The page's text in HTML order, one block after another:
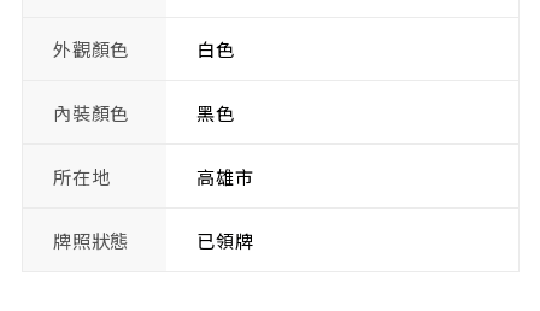
外觀顏色 白色
內裝顏色 黑色
所在地 高雄市
牌照狀態 已領牌